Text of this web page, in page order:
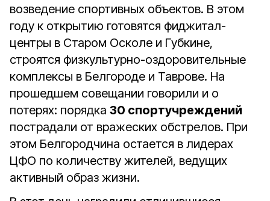
возведение спортивных объектов. В этом
году к открытию готовятся фиджитал-
центры в Старом Осколе и Губкине,
строятся физкультурно-оздоровительные
комплексы в Белгороде и Таврове. На
прошедшем совещании говорили и о
потерях: порядка 30 спортучреждений
пострадали от вражеских обстрелов. При
этом Белгородчина остается в лидерах
ЦФО по количеству жителей, ведущих
активный образ жизни.